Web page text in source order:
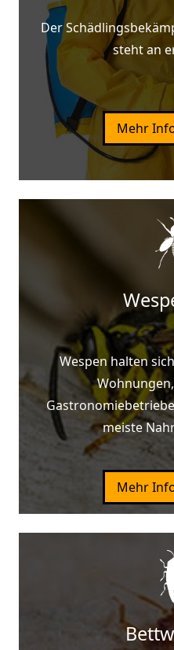
Der
steht an
Mehr
Wespen halten
meiste
Mehr